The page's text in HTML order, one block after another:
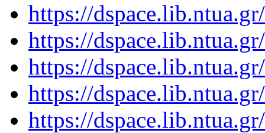
https://
https://
https://
https://
https://